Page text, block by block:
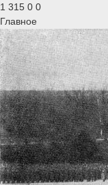
1 315 0 0
Главное